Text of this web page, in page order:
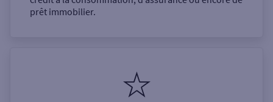
prêt immobilier.